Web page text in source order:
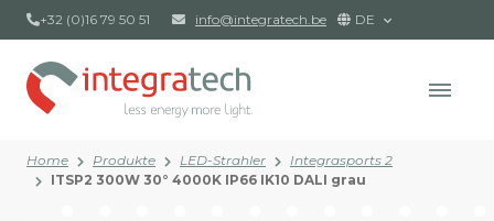
+32 (0)16 79 50 51 info@integratech.be DE
Home Produkte LED-Strahler
Integrasports 2
ITSP2 300W 30° 4000K IP66 IK10 DALI grau